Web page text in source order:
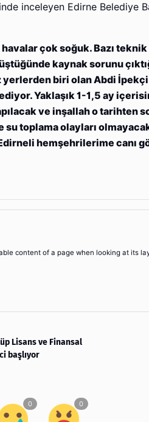
inceleyen Edirne Belediye
havalar çok soğuk. Bazı
kaynak sorunu
yerlerden biri olan Abdi İpekçi
Yaklaşık 1-1,5 ay
ve inşallah o tarihten
toplama olayları
hemşehrilerime canı
content of a page when looking at its
Lisans ve Finansal
başlıyor